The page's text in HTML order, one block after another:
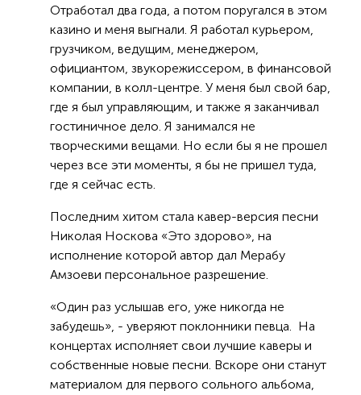
Отработал два года, а потом поругался в этом
казино и меня выгнали. Я работал курьером,
грузчиком, ведущим, менеджером,
официантом, звукорежиссером, в финансовой
компании, в колл-центре. У меня был свой бар,
где я был управляющим, и также я заканчивал
гостиничное дело. Я занимался не
творческими вещами. Но если бы я не прошел
через все эти моменты, я бы не пришел туда,
где я сейчас есть.
Последним хитом стала кавер-версия песни
Николая Носкова «Это здорово», на
исполнение которой автор дал Мерабу
Амзоеви персональное разрешение.
«Один раз услышав его, уже никогда не
забудешь», - уверяют поклонники певца. На
концертах исполняет свои лучшие каверы и
собственные новые песни. Вскоре они станут
материалом для первого сольного альбома,